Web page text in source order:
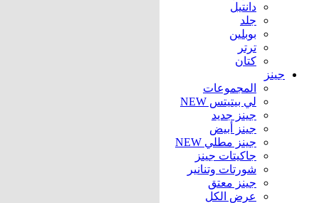
دانتيل
جلد
بوبلين
ترتر
كتان
جينز
المجموعات
لي بيتيتس NEW
جينز جديد
جينز أبيض
جينز مطلي NEW
جاكيتات جينز
شورتات وتنانير
جينز معتق
عرض الكل